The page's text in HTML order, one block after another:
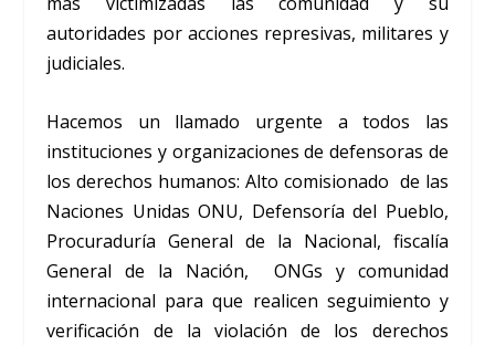
autoridades por acciones represivas, militares y
judiciales.
Hacemos un llamado urgente a todos las
instituciones y organizaciones de defensoras de
los derechos humanos: Alto comisionado de las
Naciones Unidas ONU, Defensoría del Pueblo,
Procuraduría General de la Nacional, fiscalía
General de la Nación, ONGs y comunidad
internacional para que realicen seguimiento y
verificación de la violación de los derechos